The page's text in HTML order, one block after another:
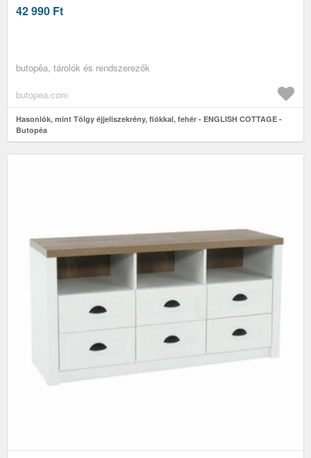
42 990 Ft
butopêa, tárolók és rendszerezők
butopea.com
Hasonlók, mint Tölgy éjjeliszekrény, fiókkal, fehér - ENGLISH COTTAGE -
Butopêa